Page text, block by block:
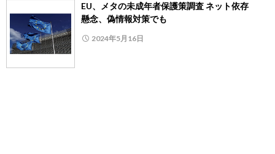
EU、メタの未成年者保護策調査 ネット依存
懸念、偽情報対策でも
2024年5月16日